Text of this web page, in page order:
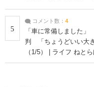
5
コメント数： 4
「車に常備しました
判 「ちょうどいい大
（1/5） | ライフ ねと